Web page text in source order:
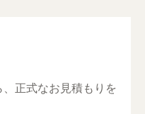
正式なお⾒積もりを